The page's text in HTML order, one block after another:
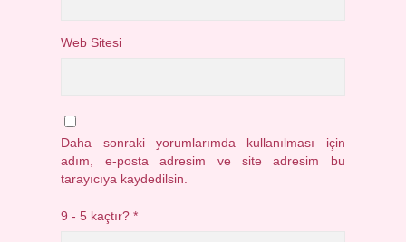
Web Sitesi
Daha sonraki yorumlarımda kullanılması için
adım, e-posta adresim ve site adresim bu
tarayıcıya kaydedilsin.
9 - 5 kaçtır?*